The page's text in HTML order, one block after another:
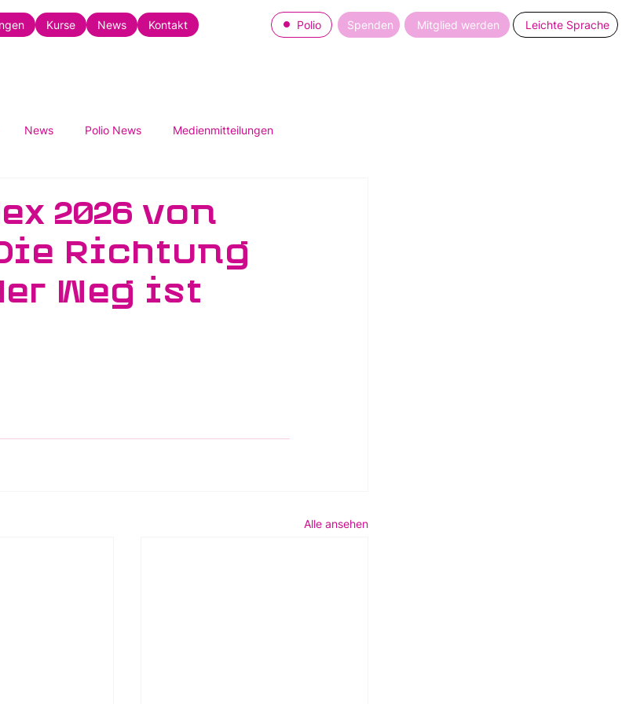
Kurse News Kontakt Polio Spenden Mitglied werden Leichte Sprache
News Polio News Medienmitteilungen
2026 von
Richtung
Weg ist
Alle ansehen